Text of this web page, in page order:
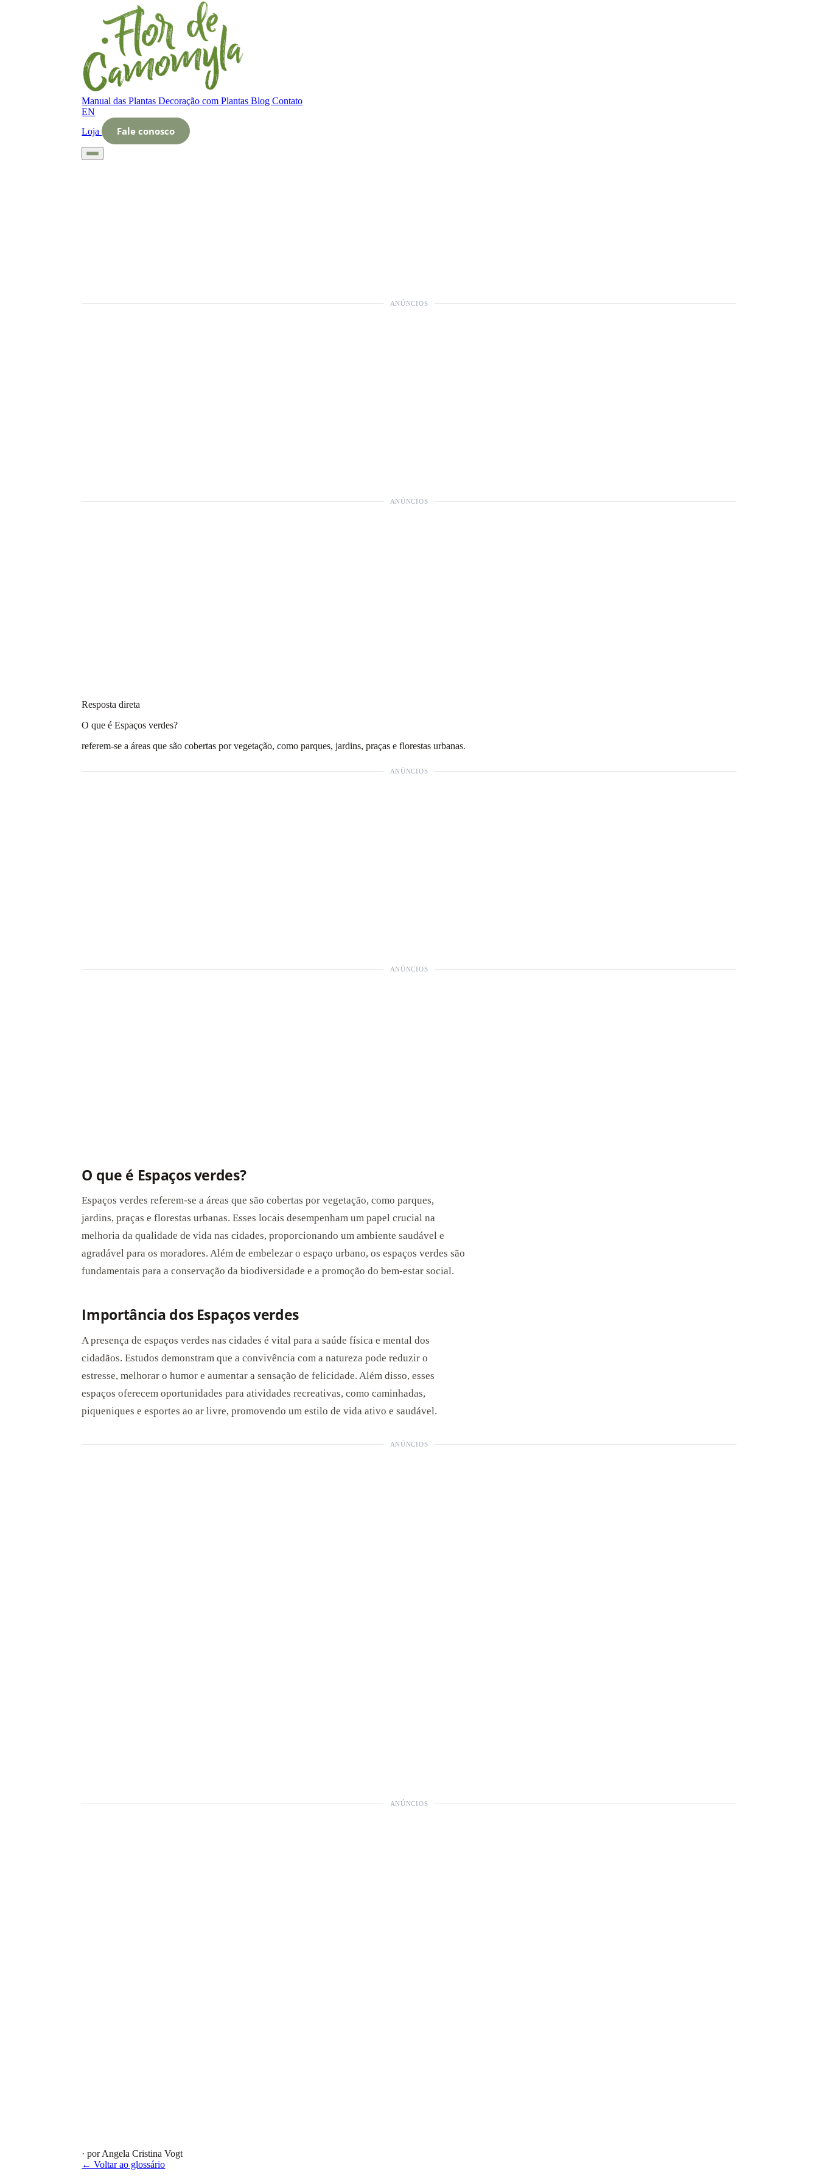
Manual das PlantasDecoração com PlantasBlogContato
EN
Loja
Fale conosco
ANÚNCIOS
ANÚNCIOS
Resposta direta
O que é Espaços verdes?
referem-se a áreas que são cobertas por vegetação, como parques, jardins, praças e florestas urbanas.
ANÚNCIOS
ANÚNCIOS
O que é Espaços verdes?
Espaços verdes referem-se a áreas que são cobertas por vegetação, como parques,
jardins, praças e florestas urbanas. Esses locais desempenham um papel crucial na
melhoria da qualidade de vida nas cidades, proporcionando um ambiente saudável e
agradável para os moradores. Além de embelezar o espaço urbano, os espaços verdes são
fundamentais para a conservação da biodiversidade e a promoção do bem-estar social.
Importância dos Espaços verdes
A presença de espaços verdes nas cidades é vital para a saúde física e mental dos
cidadãos. Estudos demonstram que a convivência com a natureza pode reduzir o
estresse, melhorar o humor e aumentar a sensação de felicidade. Além disso, esses
espaços oferecem oportunidades para atividades recreativas, como caminhadas,
piqueniques e esportes ao ar livre, promovendo um estilo de vida ativo e saudável.
ANÚNCIOS
ANÚNCIOS
· por Angela Cristina Vogt
← Voltar ao glossário